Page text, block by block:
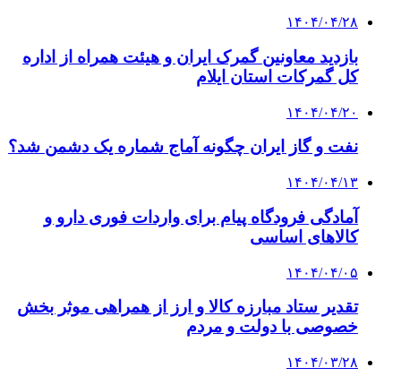
۱۴۰۴/۰۴/۲۸
بازدید معاونین گمرک ایران و هیئت همراه از اداره
کل گمرکات استان ایلام
۱۴۰۴/۰۴/۲۰
نفت و گاز ایران چگونه آماج شماره یک دشمن شد؟
۱۴۰۴/۰۴/۱۳
آمادگی فرودگاه پیام برای واردات فوری دارو و
کالاهای اساسی
۱۴۰۴/۰۴/۰۵
تقدیر ستاد مبارزه کالا و ارز از همراهی موثر بخش
خصوصی با دولت و مردم
۱۴۰۴/۰۳/۲۸